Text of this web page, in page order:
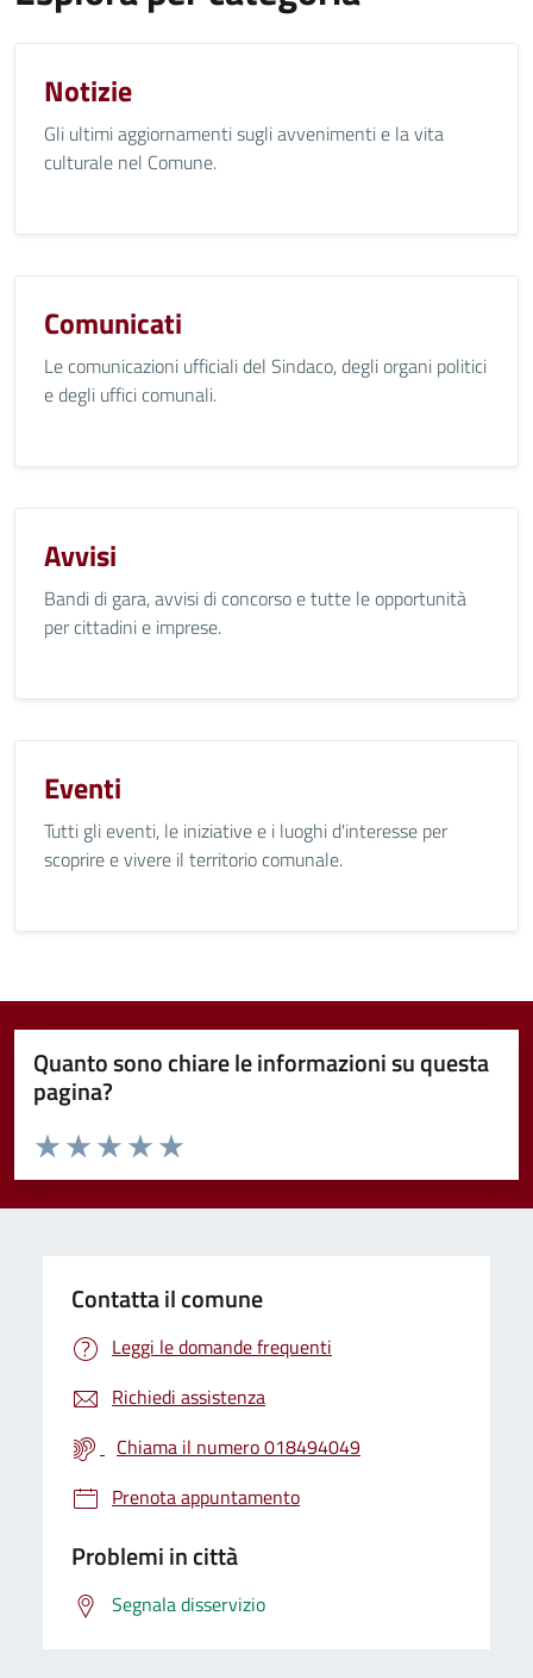
Notizie
Gli ultimi aggiornamenti sugli avvenimenti e la vita
culturale nel Comune.
Comunicati
Le comunicazioni ufficiali del Sindaco, degli organi politici
e degli uffici comunali.
Avvisi
Bandi di gara, avvisi di concorso e tutte le opportunità
per cittadini e imprese.
Eventi
Tutti gli eventi, le iniziative e i luoghi d'interesse per
scoprire e vivere il territorio comunale.
Quanto sono chiare le informazioni su questa
pagina?
Valuta da 1 a 5 stelle la pagina
Valuta 5 stelle su 5
Valuta 4 stelle su 5
Valuta 3 stelle su 5
Valuta 2 stelle su 5
Valuta 1 stelle su 5
Contatta il comune
Leggi le domande frequenti
Richiedi assistenza
Chiama il numero 018494049
Prenota appuntamento
Problemi in città
Segnala disservizio